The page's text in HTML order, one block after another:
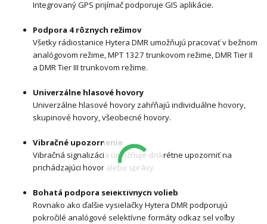
Integrovaný GPS prijímač podporuje GIS aplikácie.
Podpora 4 rôznych režimov
Všetky rádiostanice Hytera DMR umožňujú pracovať v bežnom
analógovom režime, MPT 1327 trunkovom režime, DMR Tier II
a DMR Tier III trunkovom režime.
Univerzálne hlasové hovory
Univerzálne hlasové hovory zahŕňajú individuálne hovory,
skupinové hovory, všeobecné hovory.
Vibračné upozornenie
Vibračná signalizácia umožňuje diskrétne upozorniť na
prichádzajúci hovor alebo správy.
Bohatá podpora selektívnych volieb
Rovnako ako ďalšie vysielačky Hytera DMR podporujú
pokročilé analógové selektívne formáty odkaz sel voľby